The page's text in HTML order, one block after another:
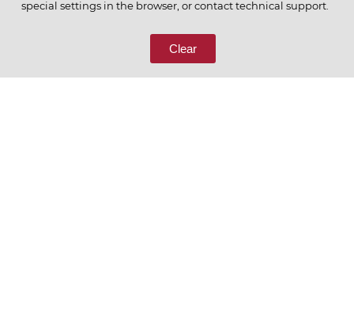
8 (800) 333-65-66
special settings in the browser, or contact technical support.
Clear